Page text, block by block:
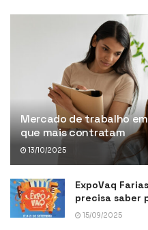
Mercado de trabalho
que mais contratam
13/10/2025
ExpoVaq
precisa saber
15/09/2025